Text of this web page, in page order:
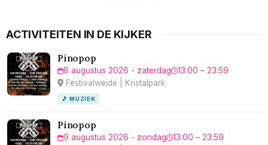
ACTIVITEITEN IN DE KIJKER
Pinopop
8 augustus 2026 - zaterdag
13:00 – 23:59
Festivalweide | Kristalpark
🎵 MUZIEK
Pinopop
9 augustus 2026 - zondag
13:00 – 23:59